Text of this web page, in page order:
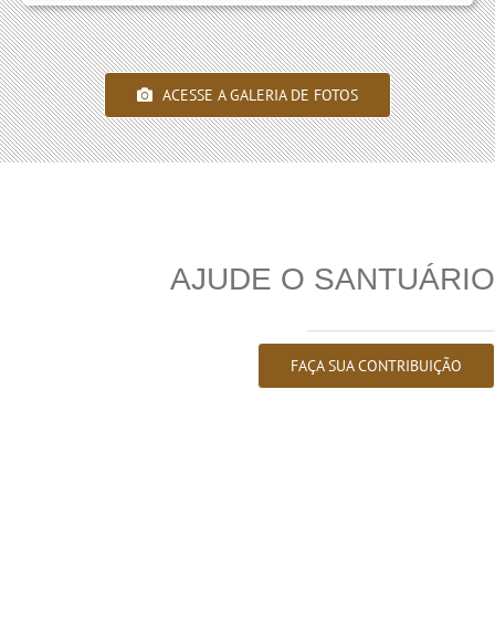
ACESSE A GALERIA DE FOTOS
AJUDE O SANTUÁRIO
FAÇA SUA CONTRIBUIÇÃO